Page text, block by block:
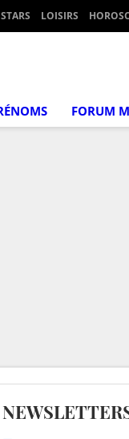
STARS LOISIRS
FORUM